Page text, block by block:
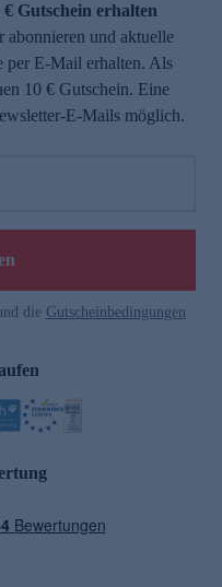
Gutschein erhalten
abonnieren und aktuelle
per E-Mail erhalten. Als
10 € Gutschein. Eine
E-Mails möglich.
die Gutscheinbedingungen